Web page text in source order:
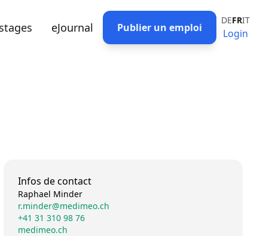
eJournal Publier un emploi
DEFRIT
Login
Infos de contact
Raphael Minder
r.minder@medimeo.ch
+41 31 310 98 76
medimeo.ch